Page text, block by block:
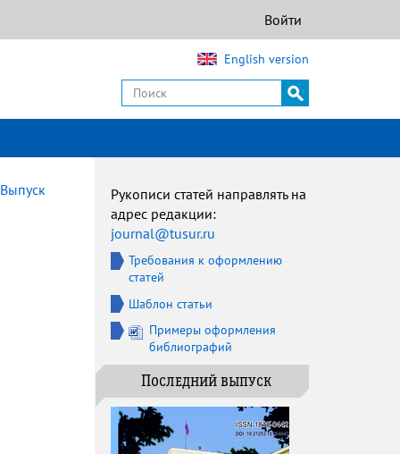
Войти
English version
Выпуск
Рукописи статей направлять на
адрес редакции:
journal@tusur.ru
Требования к оформлению
статей
Шаблон статьи
Примеры оформления
библиографий
Последний выпуск